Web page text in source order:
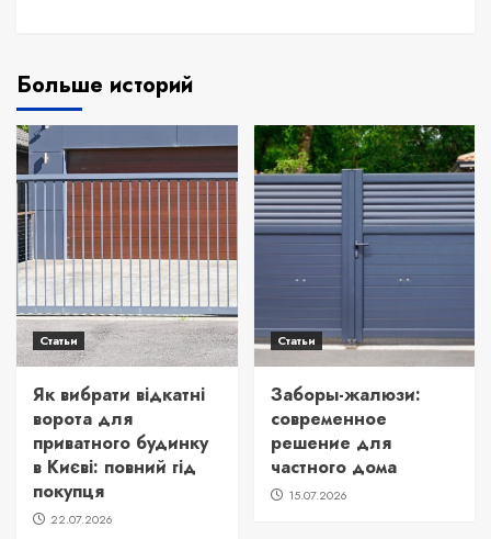
Больше историй
Статьи
Як вибрати відкатні
ворота для
приватного будинку
в Києві: повний гід
покупця
22.07.2026
Статьи
Заборы-жалюзи:
современное
решение для
частного дома
15.07.2026